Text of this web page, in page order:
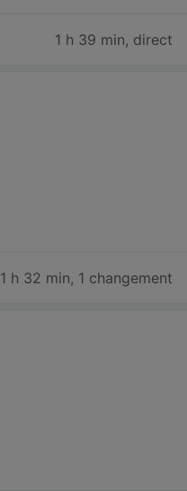
1 h 39 min, direct
1 h 32 min, 1 changement